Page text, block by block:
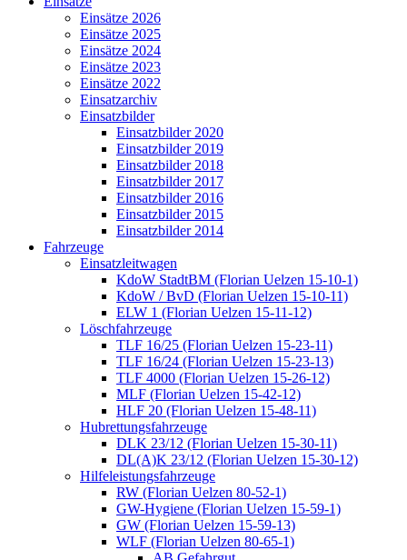
Einsätze 2026
Einsätze 2025
Einsätze 2024
Einsätze 2023
Einsätze 2022
Einsatzarchiv
Einsatzbilder
Einsatzbilder 2020
Einsatzbilder 2019
Einsatzbilder 2018
Einsatzbilder 2017
Einsatzbilder 2016
Einsatzbilder 2015
Einsatzbilder 2014
Fahrzeuge
Einsatzleitwagen
KdoW StadtBM (Florian Uelzen 15-10-1)
KdoW / BvD (Florian Uelzen 15-10-11)
ELW 1 (Florian Uelzen 15-11-12)
Löschfahrzeuge
TLF 16/25 (Florian Uelzen 15-23-11)
TLF 16/24 (Florian Uelzen 15-23-13)
TLF 4000 (Florian Uelzen 15-26-12)
MLF (Florian Uelzen 15-42-12)
HLF 20 (Florian Uelzen 15-48-11)
Hubrettungsfahrzeuge
DLK 23/12 (Florian Uelzen 15-30-11)
DL(A)K 23/12 (Florian Uelzen 15-30-12)
Hilfeleistungsfahrzeuge
RW (Florian Uelzen 80-52-1)
GW-Hygiene (Florian Uelzen 15-59-1)
GW (Florian Uelzen 15-59-13)
WLF (Florian Uelzen 80-65-1)